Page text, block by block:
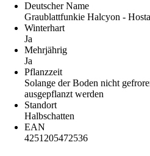
Deutscher Name
Graublattfunkie Halcyon -
Winterhart
Ja
Mehrjährig
Ja
Pflanzzeit
Solange der Boden nicht
ausgepflanzt werden
Standort
Halbschatten
EAN
4251205472536